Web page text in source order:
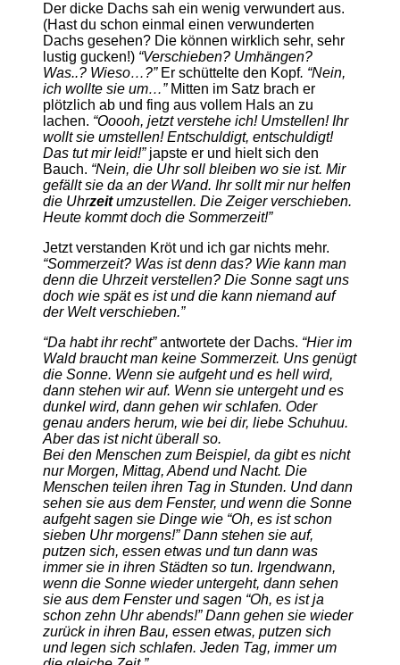
Der dicke Dachs sah ein wenig verwundert aus.
(Hast du schon einmal einen verwunderten
Dachs gesehen? Die können wirklich sehr, sehr
lustig gucken!) “Verschieben? Umhängen?
Was..? Wieso…?”Er schüttelte den Kopf. “Nein,
ich wollte sie um…”Mitten im Satz brach er
plötzlich ab und fing aus vollem Hals an zu
lachen. “Ooooh, jetzt verstehe ich! Umstellen! Ihr
wollt sie umstellen! Entschuldigt, entschuldigt!
Das tut mir leid!”japste er und hielt sich den
Bauch. “Nein, die Uhr soll bleiben wo sie ist. Mir
gefällt sie da an der Wand. Ihr sollt mir nur helfen
die Uhrzeitumzustellen. Die Zeiger verschieben.
Heute kommt doch die Sommerzeit!”
Jetzt verstanden Kröt und ich gar nichts mehr.
“Sommerzeit? Was ist denn das? Wie kann man
denn die Uhrzeit verstellen? Die Sonne sagt uns
doch wie spät es ist und die kann niemand auf
der Welt verschieben.”
“Da habt ihr recht”antwortete der Dachs. “Hier im
Wald braucht man keine Sommerzeit. Uns genügt
die Sonne. Wenn sie aufgeht und es hell wird,
dann stehen wir auf. Wenn sie untergeht und es
dunkel wird, dann gehen wir schlafen. Oder
genau anders herum, wie bei dir, liebe Schuhuu.
Aber das ist nicht überall so.
Bei den Menschen zum Beispiel, da gibt es nicht
nur Morgen, Mittag, Abend und Nacht. Die
Menschen teilen ihren Tag in Stunden. Und dann
sehen sie aus dem Fenster, und wenn die Sonne
aufgeht sagen sie Dinge wie “Oh, es ist schon
sieben Uhr morgens!” Dann stehen sie auf,
putzen sich, essen etwas und tun dann was
immer sie in ihren Städten so tun. Irgendwann,
wenn die Sonne wieder untergeht, dann sehen
sie aus dem Fenster und sagen “Oh, es ist ja
schon zehn Uhr abends!” Dann gehen sie wieder
zurück in ihren Bau, essen etwas, putzen sich
und legen sich schlafen. Jeden Tag, immer um